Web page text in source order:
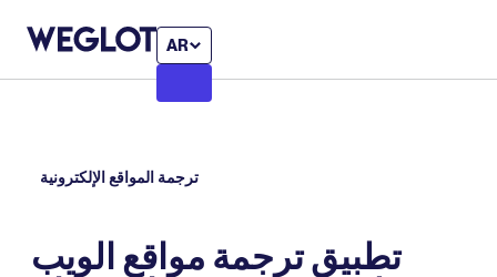
AR
ترجمة المواقع الإلكترونية
تطبيق ترجمة مواقع الويب